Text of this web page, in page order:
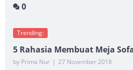
0
Trending:
5 Rahasia Membuat Meja
by Prima Nur | 27 November 2018